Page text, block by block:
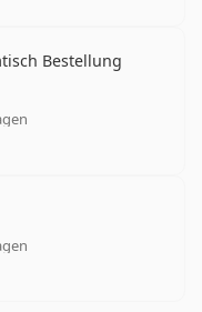
Bestellung
aus 5
aus 5